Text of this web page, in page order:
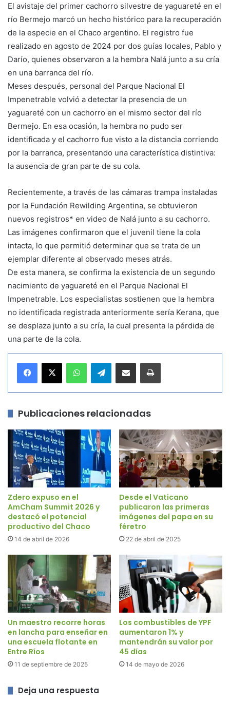
El avistaje del primer cachorro silvestre de yaguareté en el
río Bermejo marcó un hecho histórico para la recuperación
de la especie en el Chaco argentino. El registro fue
realizado en agosto de 2024 por dos guías locales, Pablo y
Darío, quienes observaron a la hembra Nalá junto a su cría
en una barranca del río.
Meses después, personal del Parque Nacional El
Impenetrable volvió a detectar la presencia de un
yaguareté con un cachorro en el mismo sector del río
Bermejo. En esa ocasión, la hembra no pudo ser
identificada y el cachorro fue visto a la distancia corriendo
por la barranca, presentando una característica distintiva:
la ausencia de gran parte de su cola.
Recientemente, a través de las cámaras trampa instaladas
por la Fundación Rewilding Argentina, se obtuvieron
nuevos registros* en video de Nalá junto a su cachorro.
Las imágenes confirmaron que el juvenil tiene la cola
intacta, lo que permitió determinar que se trata de un
ejemplar diferente al observado meses atrás.
De esta manera, se confirma la existencia de un segundo
nacimiento de yaguareté en el Parque Nacional El
Impenetrable. Los especialistas sostienen que la hembra
no identificada registrada anteriormente sería Kerana, que
se desplaza junto a su cría, la cual presenta la pérdida de
una parte de la cola.
Telegram
Publicaciones relacionadas
Zdero expuso en el
AmCham Summit 2026 y
destacó el potencial
productivo del Chaco
14 de abril de 2026
Desde el Vaticano
publicaron las primeras
imágenes del papa en su
féretro
22 de abril de 2025
Un maestro recorre horas
en lancha para enseñar en
una escuela flotante en
Entre Ríos
11 de septiembre de 2025
Los combustibles de YPF
aumentaron 1% y
mantendrán su valor por
45 días
14 de mayo de 2026
Deja una respuesta